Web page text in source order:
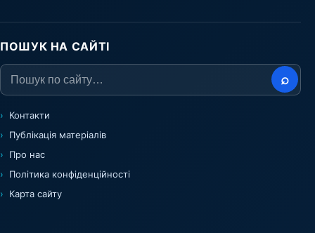
ПОШУК НА САЙТІ
⌕
Контакти
Публікація матеріалів
Про нас
Політика конфіденційності
Карта сайту